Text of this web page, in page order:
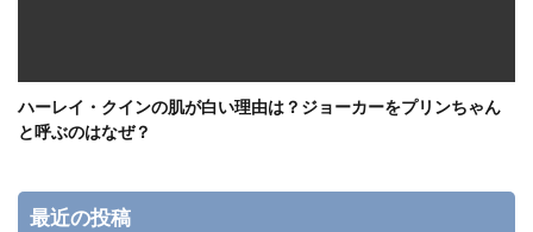
ハーレイ・クインの肌が白い理由は？ジョーカーをプリンちゃん
と呼ぶのはなぜ？
最近の投稿